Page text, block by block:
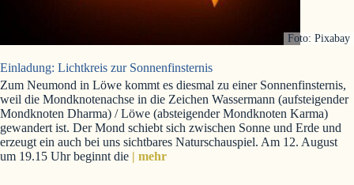
Foto: Pixabay
Einladung: Lichtkreis zur Sonnenfinsternis
Zum Neumond in Löwe kommt es diesmal zu einer Sonnenfinsternis,
weil die Mondknotenachse in die Zeichen Wassermann (aufsteigender
Mondknoten Dharma) / Löwe (absteigender Mondknoten Karma)
gewandert ist. Der Mond schiebt sich zwischen Sonne und Erde und
erzeugt ein auch bei uns sichtbares Naturschauspiel. Am 12. August
um 19.15 Uhr beginnt die | mehr